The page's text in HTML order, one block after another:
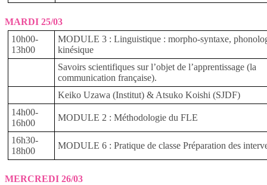
MARDI 25/03
10h00-
13h00
MODULE 3 : Linguistique : morpho-syntaxe,
kinésique
Savoirs scientifiques sur l’objet de l’apprentissage (la
communication française).
Keiko Uzawa (Institut) & Atsuko Koishi (SJDF)
14h00-
16h00
MODULE 2 : Méthodologie du FLE
16h30-
18h00
MODULE 6 : Pratique de classe Préparation des
MERCREDI 26/03